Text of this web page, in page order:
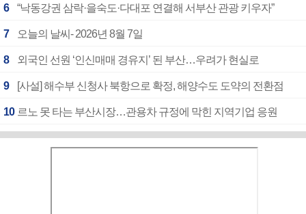
6 “낙동강권 삼락·을숙도·다대포 연결해 서부산 관광 키우자”
7 오늘의 날씨- 2026년 8월 7일
8 외국인 선원 ‘인신매매 경유지’ 된 부산…우려가 현실로
9 [사설] 해수부 신청사 북항으로 확정, 해양수도 도약의 전환점
10 르노 못 타는 부산시장…관용차 규정에 막힌 지역기업 응원